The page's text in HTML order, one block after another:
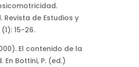
Revista de Estudios y
15-26.
El contenido de la
Bottini, P. (ed.)